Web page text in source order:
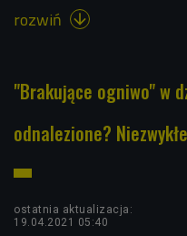
rozwiń 
"Brakujące ogniwo" w
odnalezione?
ostatnia aktualizacja:
19.04.2021 05:40